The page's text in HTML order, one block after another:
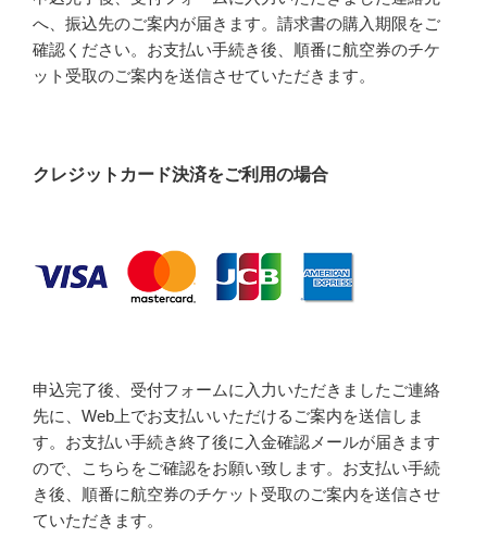
へ、振込先のご案内が届きます。請求書の購入期限をご
確認ください。お支払い手続き後、順番に航空券のチケ
ット受取のご案内を送信させていただきます。
クレジットカード決済をご利用の場合
申込完了後、受付フォームに入力いただきましたご連絡
先に、Web上でお支払いいただけるご案内を送信しま
す。お支払い手続き終了後に入金確認メールが届きます
ので、こちらをご確認をお願い致します。お支払い手続
き後、順番に航空券のチケット受取のご案内を送信させ
ていただきます。